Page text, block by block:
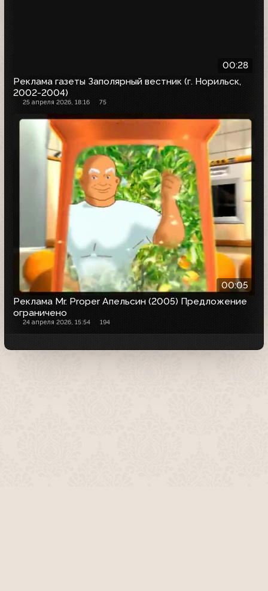
00:28
Реклама газеты Заполярный вестник (г. Норильск,
2002-2004)
25 апреля 2026, 18:16 75
00:05
Реклама Mr. Proper Апельсин (2005) Предложение
ограничено
24 апреля 2026, 15:54 194